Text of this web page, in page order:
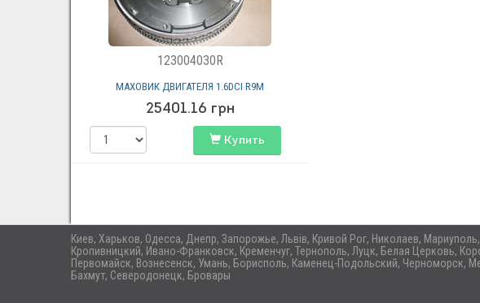
123004030R
МАХОВИК ДВИГАТЕЛЯ 1.6DCI R9M
25401.16 грн
Купить
Киев, Харьков, Одесса, Днепр, Запорожье, Львів, Кривой Рог, Николаев,
Кропивницкий, Ивано-Франковск, Кременчуг, Тернополь, Луцк, Белая Церковь,
Первомайск, Вознесенск, Умань, Борисполь, Каменец-Подольский, Черноморск,
Бахмут, Северодонецк, Бровары